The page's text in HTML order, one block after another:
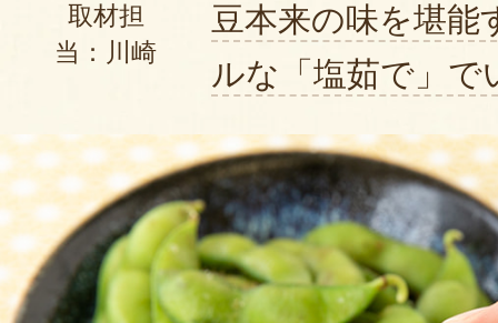
取材担
当：川崎
豆本来の味を堪能
ルな「塩茹で」で